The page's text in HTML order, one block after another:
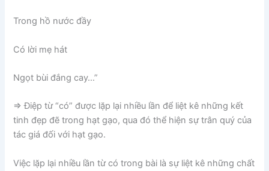
Trong hồ nước đầy
Có lời mẹ hát
Ngọt bùi đắng cay…”
=> Điệp từ “có” được lặp lại nhiều lần để liệt kê những kết
tinh đẹp đẽ trong hạt gạo, qua đó thể hiện sự trân quý của
tác giá đối với hạt gạo.
Việc lặp lại nhiều lần từ có trong bài là sự liệt kê những chất